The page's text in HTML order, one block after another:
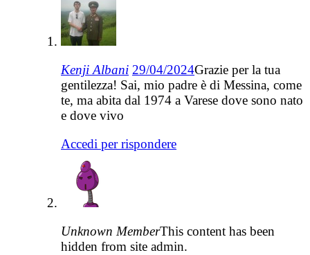
Kenji Albani 29/04/2024Grazie per la tua
gentilezza! Sai, mio padre è di Messina, come
te, ma abita dal 1974 a Varese dove sono nato
e dove vivo
Accedi per rispondere
Unknown MemberThis content has been
hidden from site admin.